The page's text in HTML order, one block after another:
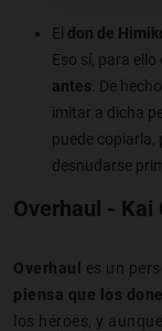
El don de
Eso sí, para ello
antes . De
imitar a dicha
puede copiarla,
desnudarse
Overhaul - Kai
Overhaul es un
piensa que los
los héroes, y